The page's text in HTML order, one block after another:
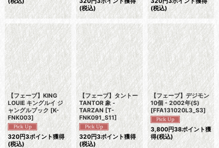
(税込)
(税込)
【フェーブ】KING
LOUIE キングルイ ジ
ャングルブック [K-
FNK003]
320円3ポイント獲得
(税込)
【フェーブ】タントー
TANTOR 象 -
TARZAN [T-
FNK091_S11]
320円3ポイント獲得
(税込)
【フェーブ】デジモン
10個 - 2002年(S)
[FFA131020L3_S3]
3,800円38ポイント獲
得(税込)